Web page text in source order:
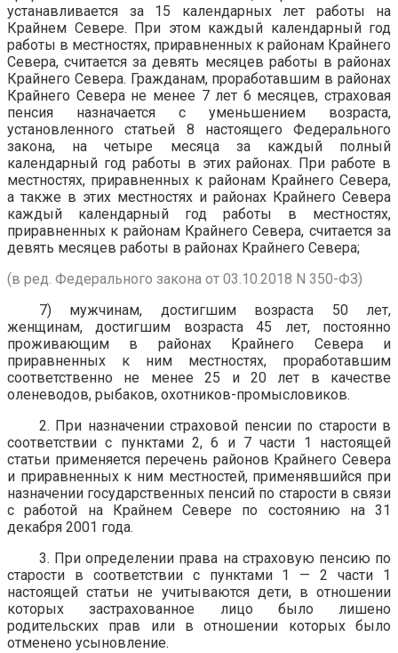
устанавливается за 15 календарных лет работы на
Крайнем Севере. При этом каждый календарный год
работы в местностях, приравненных к районам Крайнего
Севера, считается за девять месяцев работы в районах
Крайнего Севера. Гражданам, проработавшим в районах
Крайнего Севера не менее 7 лет 6 месяцев, страховая
пенсия назначается с уменьшением возраста,
установленного статьей 8 настоящего Федерального
закона, на четыре месяца за каждый полный
календарный год работы в этих районах. При работе в
местностях, приравненных к районам Крайнего Севера,
а также в этих местностях и районах Крайнего Севера
каждый календарный год работы в местностях,
приравненных к районам Крайнего Севера, считается за
девять месяцев работы в районах Крайнего Севера;
(в ред. Федерального закона от 03.10.2018 N 350-ФЗ)
7) мужчинам, достигшим возраста 50 лет,
женщинам, достигшим возраста 45 лет, постоянно
проживающим в районах Крайнего Севера и
приравненных к ним местностях, проработавшим
соответственно не менее 25 и 20 лет в качестве
оленеводов, рыбаков, охотников-промысловиков.
2. При назначении страховой пенсии по старости в
соответствии с пунктами 2, 6 и 7 части 1 настоящей
статьи применяется перечень районов Крайнего Севера
и приравненных к ним местностей, применявшийся при
назначении государственных пенсий по старости в связи
с работой на Крайнем Севере по состоянию на 31
декабря 2001 года.
3. При определении права на страховую пенсию по
старости в соответствии с пунктами 1 — 2 части 1
настоящей статьи не учитываются дети, в отношении
которых застрахованное лицо было лишено
родительских прав или в отношении которых было
отменено усыновление.